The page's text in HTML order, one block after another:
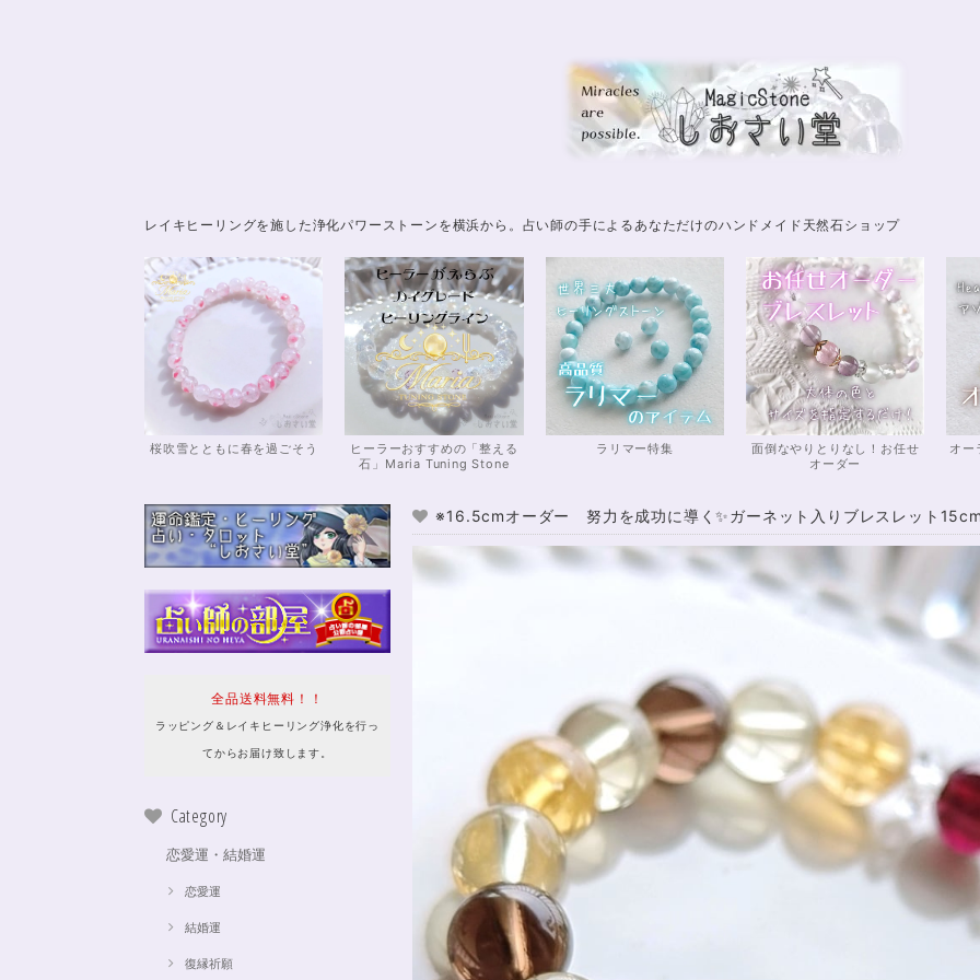
レイキヒーリングを施した浄化パワーストーンを横浜から。占い師の手によるあなただけのハンドメイド天然石ショップ
桜吹雪とともに春を過ごそう
ヒーラーおすすめの「整える
石」Maria Tuning Stone
ラリマー特集
面倒なやりとりなし！お任せ
オーダー
オー
全品送料無料！！
ラッピング＆レイキヒーリング浄化を行っ
てからお届け致します。
Category
恋愛運・結婚運
恋愛運
結婚運
復縁祈願
※16.5cmオーダー 努力を成功に導く✨ガーネット入りブレスレット